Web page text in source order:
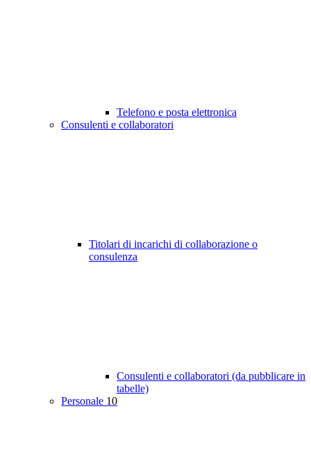
Telefono e posta elettronica
Consulenti e collaboratori
Titolari di incarichi di collaborazione o
consulenza
Consulenti e collaboratori (da pubblicare in
tabelle)
Personale 10